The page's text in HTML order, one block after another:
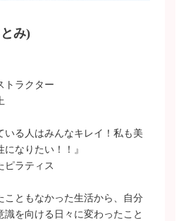
み)
トラクター
いる人はみんなキレイ！私も美
なりたい！！』
ピラティス
こともなかった生活から、自分
識を向ける日々に変わったこと